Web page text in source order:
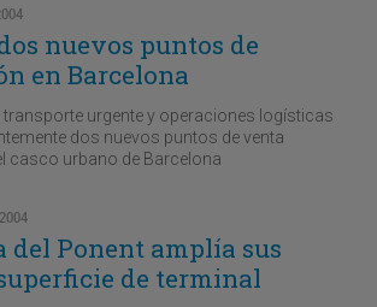
nuevos puntos de
en Barcelona
transporte urgente y operaciones logísticas
dos nuevos puntos de venta
casco urbano de Barcelona
del Ponent amplía sus
de terminal